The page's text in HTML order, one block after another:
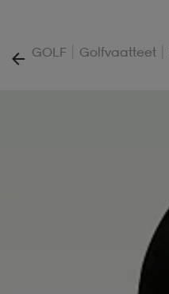
GOLF | Golfvaatteet |